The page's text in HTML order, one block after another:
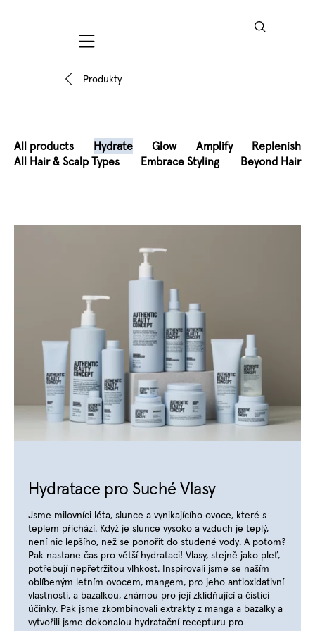
Mobile navigation
Produkty
All products Hydrate Glow Amplify
Replenish
All Hair & Scalp Types
Embrace Styling Beyond Hair
Hydratace pro Suché Vlasy
Jsme milovníci léta, slunce a vynikajícího ovoce, které s
teplem přichází. Když je slunce vysoko a vzduch je teplý,
není nic lepšího, než se ponořit do studené vody. A potom?
Pak nastane čas pro větší hydrataci! Vlasy, stejně jako pleť,
potřebují nepřetržitou vlhkost. Inspirovali jsme se naším
oblíbeným letním ovocem, mangem, pro jeho antioxidativní
vlastnosti, a bazalkou, známou pro její zklidňující a čistící
účinky. Pak jsme zkombinovali extrakty z manga a bazalky a
vytvořili jsme dokonalou hydratační recepturu pro